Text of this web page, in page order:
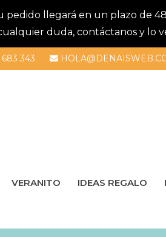
pedido llegará en un plazo de
duda, contáctanos y lo
683 343
VERANITO IDEAS REGALO